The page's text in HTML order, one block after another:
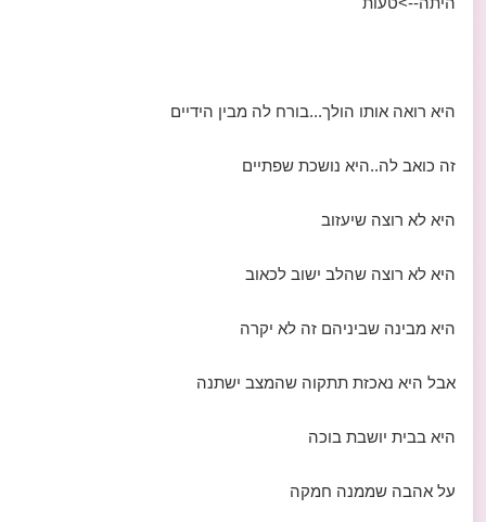
היא רואה אותו הולך...בורח לה מבין הידיים
זה כואב לה..היא נושכת שפתיים
היא לא רוצה שיעזוב
היא לא רוצה שהלב ישוב לכאוב
היא מבינה שביניהם זה לא יקרה
אבל היא נאכזת תתקוה שהמצב ישתנה
היא בבית יושבת בוכה
על אהבה שממנה חמקה